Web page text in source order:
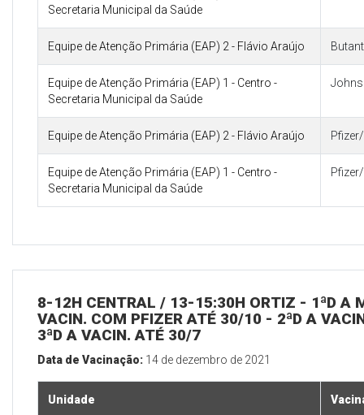
Secretaria Municipal da Saúde
Equipe de Atenção Primária (EAP) 2 - Flávio Araújo
Equipe de Atenção Primária (EAP) 1 - Centro -
Secretaria Municipal da Saúde
Equipe de Atenção Primária (EAP) 2 - Flávio Araújo
Equipe de Atenção Primária (EAP) 1 - Centro -
Secretaria Municipal da Saúde
8-12H CENTRAL / 13-15:30H ORTIZ - 1ªD A
VACIN. COM PFIZER ATÉ 30/10 - 2ªD A
3ªD A VACIN. ATÉ 30/7
Data de Vacinação: 14 de dezembro de 2021
Unidade